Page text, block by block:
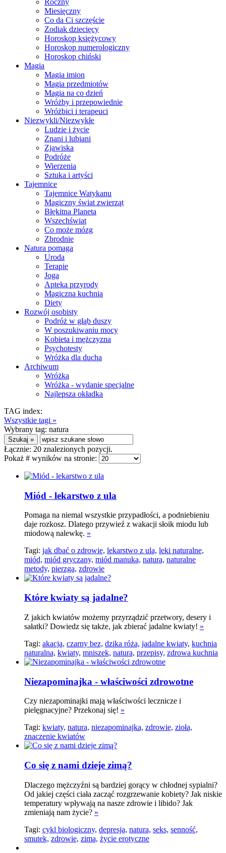
Roczny
Miesięczny
Co da Ci szczęście
Zodiak dziecięcy
Horoskop księżycowy
Horoskop numerologiczny
Horoskop chiński
Magia
Magia imion
Magia przedmiotów
Magia na co dzień
Wróżby i przepowiednie
Wróżbici i terapeuci
Niezwykli/Niezwykłe
Ludzie i życie
Znani i lubiani
Zjawiska
Podróże
Wierzenia
Sztuka i artyści
Tajemnice
Tajemnice Watykanu
Magiczny świat zwierząt
Błękitna Planeta
Wszechświat
Co może mózg
Zbrodnie
Natura pomaga
Uroda
Terapie
Joga
Apteka przyrody
Magiczna kuchnia
Diety
Rozwój osobisty
Podróż w głąb duszy
W poszukiwaniu mocy
Kobieta i mężczyzna
Psychotesty
Wróżka dla ducha
Archiwum
Wróżka
Wróżka - wydanie specjalne
Najlepsza okładka
TAG index:
Wszystkie tagi »
Wybrany tag: natura
Łącznie: 20 znalezionych pozycji.
Pokaż # wyników na stronie:
Miód - lekarstwo z ula
Pomaga na niemal wszystkie przypadłości, a podniebieniu
daje rozkosz. Dlatego przywieź z wakacji słoik miodu lub
miodową nalewkę. »
Tagi: jak dbać o zdrowie, lekarstwo z ula, leki naturalne,
miód, miód gryczany, miód manuka, natura, naturalne
metody, pierzga, zdrowie
Które kwiaty są jadalne?
Z jakich kwiatów możemy przyrządzić przetwory, desery i
sałatki? Dowiedz się także, jak zbierać jadalne kwiaty! »
Tagi: akacja, czarny bez, dzika róża, jadalne kwiaty, kuchnia
naturalna, kwiaty, mniszek, natura, przepisy, zdrowa kuchnia
Niezapominajka - właściwości zdrowotne
Czy niezapominajki mają właściwości lecznicze i
pielęgnacyjne? Przekonaj się! »
Tagi: kwiaty, natura, niezapominajka, zdrowie, zioła,
znaczenie kwiatów
Co się z nami dzieje zimą?
Dlaczego mężczyźni są bardziej gorący w chłodnej sypialni?
Od jakiej części ciała zacząć rozgrzewanie kobiety? Jak niskie
temperatury wpływają na nasze zdrowie i libido? Jak
zmieniają nam życie? »
Tagi: cykl biologiczny, depresja, natura, seks, senność,
smutek, zdrowie, zima, życie erotyczne